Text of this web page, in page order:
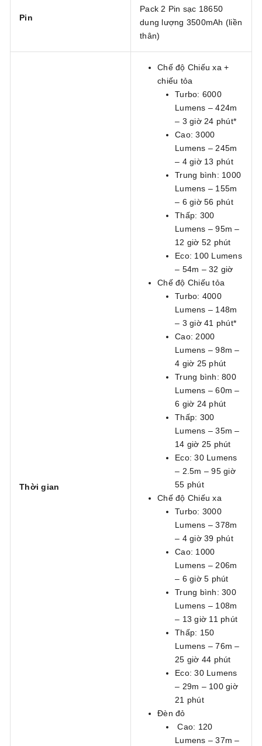
Pin
Pack 2 Pin sạc 18650
dung lượng 3500mAh (liền
thân)
Thời gian
Chế độ Chiếu xa +
chiếu tỏa
Turbo: 6000
Lumens – 424m
– 3 giờ 24 phút*
Cao: 3000
Lumens – 245m
– 4 giờ 13 phút
Trung bình: 1000
Lumens – 155m
– 6 giờ 56 phút
Thấp: 300
Lumens – 95m –
12 giờ 52 phút
Eco: 100 Lumens
– 54m – 32 giờ
Chế độ Chiếu tỏa
Turbo: 4000
Lumens – 148m
– 3 giờ 41 phút*
Cao: 2000
Lumens – 98m –
4 giờ 25 phút
Trung bình: 800
Lumens – 60m –
6 giờ 24 phút
Thấp: 300
Lumens – 35m –
14 giờ 25 phút
Eco: 30 Lumens
– 2.5m – 95 giờ
55 phút
Chế độ Chiếu xa
Turbo: 3000
Lumens – 378m
– 4 giờ 39 phút
Cao: 1000
Lumens – 206m
– 6 giờ 5 phút
Trung bình: 300
Lumens – 108m
– 13 giờ 11 phút
Thấp: 150
Lumens – 76m –
25 giờ 44 phút
Eco: 30 Lumens
– 29m – 100 giờ
21 phút
Đèn đỏ
Cao: 120
Lumens – 37m –